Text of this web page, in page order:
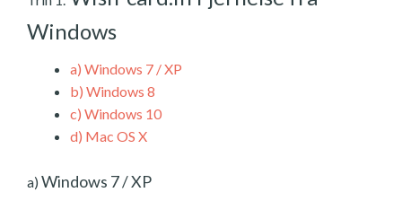
Windows
a) Windows 7 / XP
b) Windows 8
c) Windows 10
d) Mac OS X
a) Windows 7 / XP